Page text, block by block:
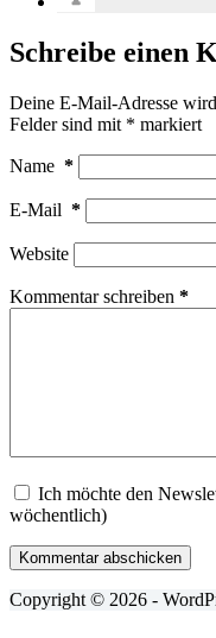
Schreibe einen
Deine E-Mail-Adresse
Felder sind mit * markiert
Name *
E-Mail *
Website
Kommentar schreiben *
Ich möchte den
wöchentlich)
Kommentar abschicken
Copyright © 2026 -